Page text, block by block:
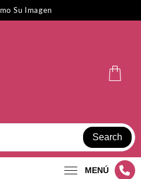
Su Imagen
Search
MENÚ